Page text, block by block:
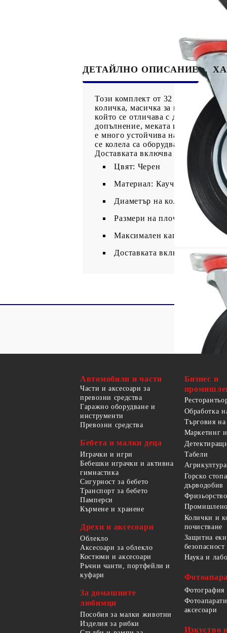
ДЕТАЙЛНО ОПИСАНИЕ
Този комплект от 32 въртящи се
количка, масичка за кафе, стойка
който се отличава с добра
допълнение, меката им
е много устойчива на ръжда и по
се колела са оборудвани със
Доставката включва 16 въртящи
Цвят: Черен
Материал: Каучук и желязо
Диаметър на колелото: 200
Размери на плочата: 135 х
Максимален капацитет на
Доставката включва 16
Автомобили и части
Части и аксесоари за
превозни средства
Гаражно оборудване и
инструменти
Превозни средства
Бебета и малки деца
Играчки и игри
Бебешки играчки и активна
гимнастика
Сигурност за бебето
Транспорт за бебето
Памперси
Кърмене и хранене
Дрехи и аксесоари
Облекло
Аксесоари за облекло
Костюми и аксесоари
Ръчни чанти, портфейли и
куфари
За домашните
любимци
Пособия за малки животни
Изделия за рибки
Бизнес и
Обработка
Търговия
Маркетинг
Табели
Агрикултура
Горско
дърводобив
Колички и
почистване
Защитна
Наука и
Фотография
аксесоари
Изкуство